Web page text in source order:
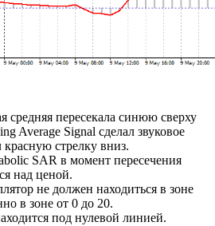
средняя пересекала синюю сверху
Average Signal сделал звуковое
стрелку вниз.
SAR в момент пересечения
над ценой.
не должен находиться в зоне
в зоне от 0 до 20.
под нулевой линией.